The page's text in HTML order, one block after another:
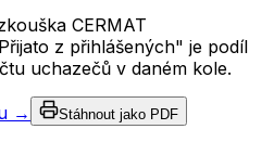
CERMAT
z přihlášených" je podíl
uchazečů v daném kole.
→ Stáhnout jako PDF